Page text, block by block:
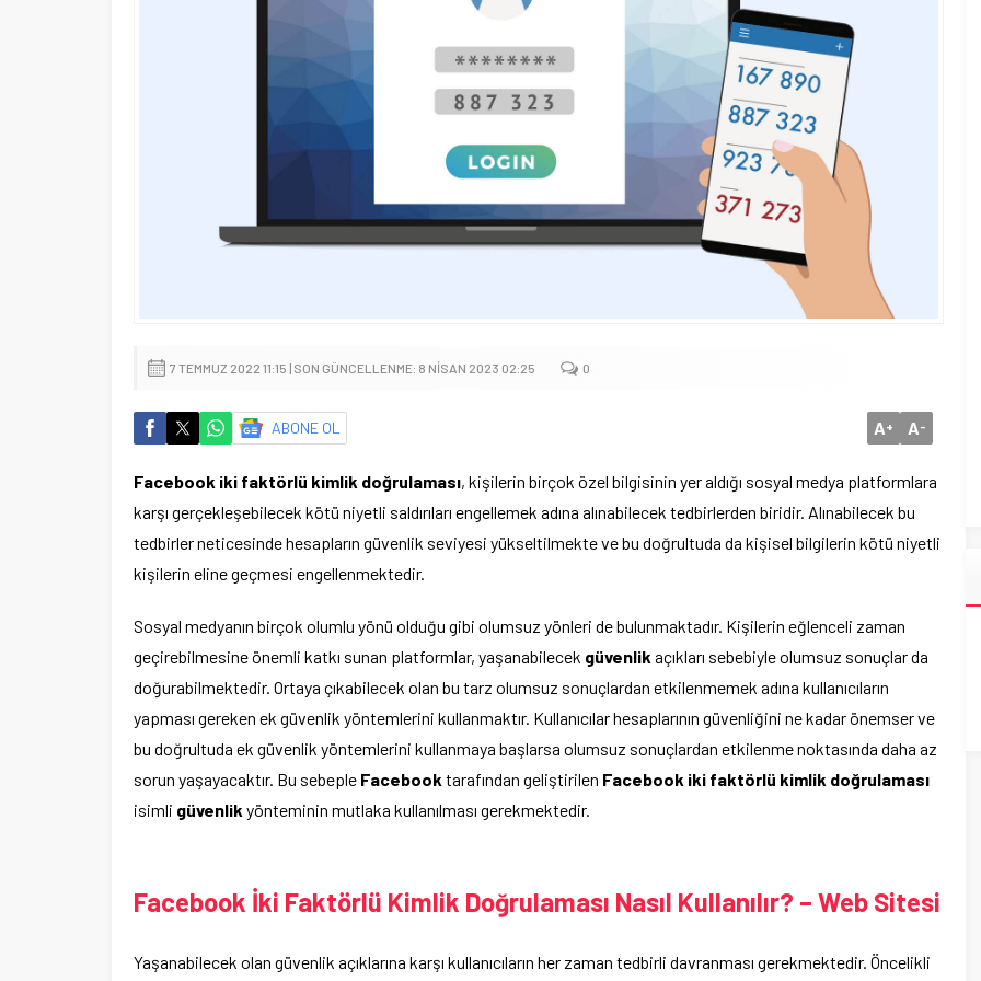
7 TEMMUZ 2022 11:15 | SON GÜNCELLENME: 8 NISAN 2023 02:25 0
ABONE OL A+ A-
Facebook iki faktörlü kimlik doğrulaması, kişilerin birçok özel bilgisinin yer aldığı sosyal medya platformlara
karşı gerçekleşebilecek kötü niyetli saldırıları engellemek adına alınabilecek tedbirlerden biridir. Alınabilecek bu
tedbirler neticesinde hesapların güvenlik seviyesi yükseltilmekte ve bu doğrultuda da kişisel bilgilerin kötü niyetli
kişilerin eline geçmesi engellenmektedir.
Sosyal medyanın birçok olumlu yönü olduğu gibi olumsuz yönleri de bulunmaktadır. Kişilerin eğlenceli zaman
geçirebilmesine önemli katkı sunan platformlar, yaşanabilecek güvenlik açıkları sebebiyle olumsuz sonuçlar da
doğurabilmektedir. Ortaya çıkabilecek olan bu tarz olumsuz sonuçlardan etkilenmemek adına kullanıcıların
yapması gereken ek güvenlik yöntemlerini kullanmaktır. Kullanıcılar hesaplarının güvenliğini ne kadar önemser ve
bu doğrultuda ek güvenlik yöntemlerini kullanmaya başlarsa olumsuz sonuçlardan etkilenme noktasında daha az
sorun yaşayacaktır. Bu sebeple Facebook tarafından geliştirilen Facebook iki faktörlü kimlik doğrulaması
isimli güvenlik yönteminin mutlaka kullanılması gerekmektedir.
Facebook İki Faktörlü Kimlik Doğrulaması Nasıl Kullanılır? – Web Sitesi
Yaşanabilecek olan güvenlik açıklarına karşı kullanıcıların her zaman tedbirli davranması gerekmektedir. Öncelikli